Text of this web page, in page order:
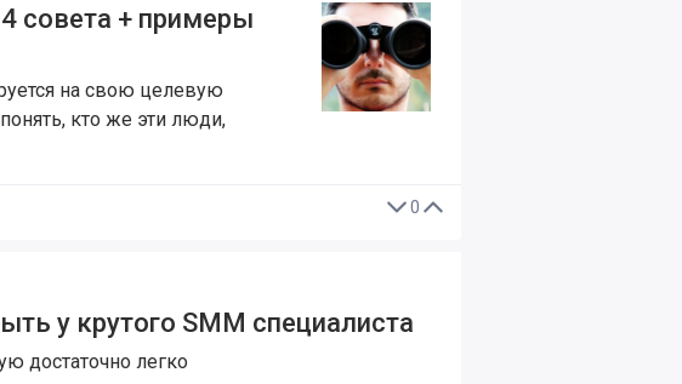
совета + примеры
на свою целевую
кто же эти люди,
0
у крутого SMM специалиста
достаточно легко